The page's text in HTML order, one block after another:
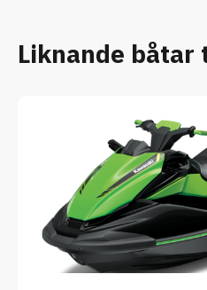
Liknande båtar